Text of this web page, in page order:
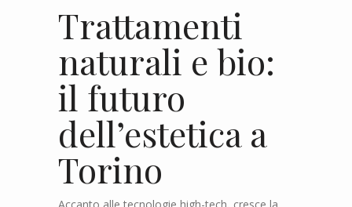
Trattamenti
naturali e bio:
il futuro
dell’estetica a
Torino